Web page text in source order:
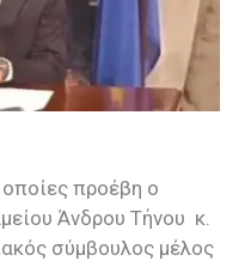
προέβη ο
Άνδρου Τήνου κ.
σύμβουλος μέλος